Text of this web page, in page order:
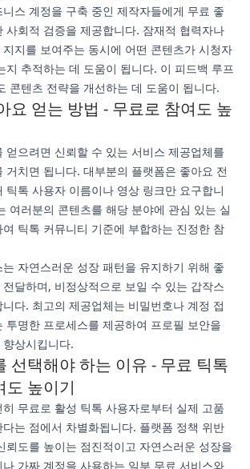
스 계정을 구축 중인 제작자들에게 무료 좋
사회적 검증을 제공합니다. 잠재적 협력자나
지를 보여주는 동시에 어떤 콘텐츠가 시청자
지 추적하는 데 도움이 됩니다. 이 피드백 루프
콘텐츠 전략을 개선하는 데 도움이 됩니다.
요 얻는 방법 - 무료로 참여도 높
얻으려면 신뢰할 수 있는 서비스 제공업체를
거치면 됩니다. 대부분의 플랫폼은 좋아요 전
틱톡 사용자 이름이나 영상 링크만 요구합니
여러분의 콘텐츠를 해당 분야에 관심 있는 실
틱톡 커뮤니티 기준에 부합하는 진정한 참
자연스러운 성장 패턴을 유지하기 위해 좋
달하며, 비정상적으로 보일 수 있는 갑작스
다. 최고의 제공업체는 비밀번호나 계정 접
투명한 프로세스를 제공하여 프로필 보안을
상시킵니다.
선택해야 하는 이유 - 무료 틱톡
도 높이기
무료로 활성 틱톡 사용자로부터 실제 고품
는 점에서 차별화됩니다. 플랫폼 정책 위반
뢰도를 높이는 점진적이고 자연스러운 성장을
가짜 계정을 사용하는 일부 무료 서비스와